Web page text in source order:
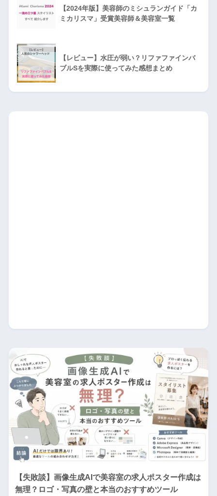
【2024年版】美容師のミシュランガイド「カ
ミカリスマ」受賞美容師＆美容室一覧
【レビュー】水圧が弱い？リファファインバ
ブルSを実際に使ってみた感想まとめ
【失敗談】画像生成AIで美容室の求人ポスター作成は
無理？ロゴ・写真の壁と本当のおすすめツール